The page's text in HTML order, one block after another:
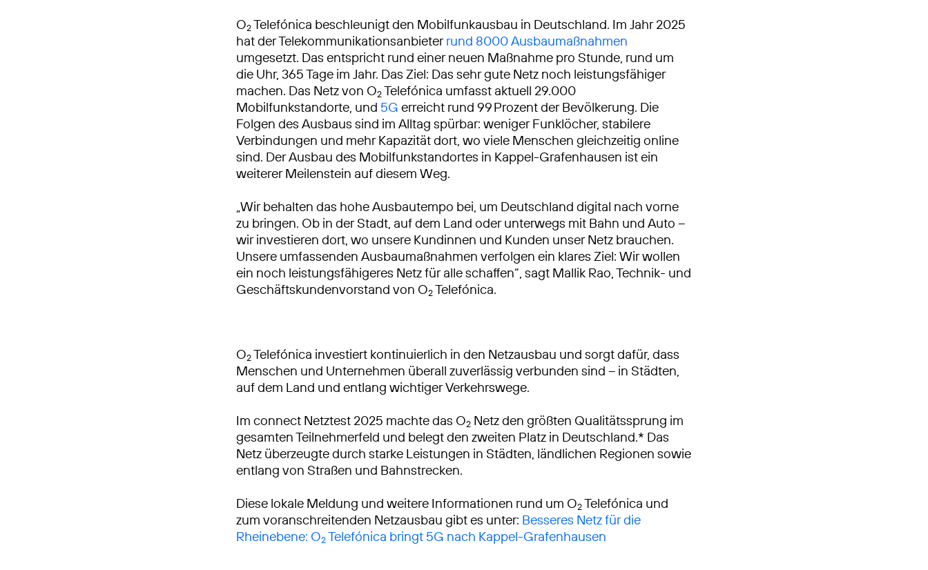
O2Telefónica beschleunigt den Mobilfunkausbau in Deutschland. Im Jahr 2025
hat der Telekommunikationsanbieterrund 8000 Ausbaumaßnahmen
umgesetzt. Das entspricht rund einer neuen Maßnahme pro Stunde, rund um
die Uhr, 365 Tage im Jahr. Das Ziel: Das sehr gute Netz noch leistungsfähiger
machen. Das Netz von O2Telefónica umfasst aktuell 29.000
Mobilfunkstandorte, und 5G erreicht rund 99 Prozent der Bevölkerung. Die
Folgen des Ausbaus sind im Alltag spürbar: weniger Funklöcher, stabilere
Verbindungen und mehr Kapazität dort, wo viele Menschen gleichzeitig online
sind. Der Ausbau des Mobilfunkstandortes in Kappel-Grafenhausen ist ein
weiterer Meilenstein auf diesem Weg.
„Wir behalten das hohe Ausbautempo bei, um Deutschland digital nach vorne
zu bringen. Ob in der Stadt, auf dem Land oder unterwegs mit Bahn und Auto –
wir investieren dort, wo unsere Kundinnen und Kunden unser Netz brauchen.
Unsere umfassenden Ausbaumaßnahmen verfolgen ein klares Ziel: Wir wollen
ein noch leistungsfähigeres Netz für alle schaffen“, sagt Mallik Rao, Technik- und
Geschäftskundenvorstand von O2Telefónica.
O2Telefónica investiert kontinuierlich in den Netzausbau und sorgt dafür, dass
Menschen und Unternehmen überall zuverlässig verbunden sind – in Städten,
auf dem Land und entlang wichtiger Verkehrswege.
Im connect Netztest 2025 machte das O2 Netz den größten Qualitätssprung im
gesamten Teilnehmerfeld und belegt den zweiten Platz in Deutschland.* Das
Netz überzeugte durch starke Leistungen in Städten, ländlichen Regionen sowie
entlang von Straßen und Bahnstrecken.
Diese lokale Meldung und weitere Informationen rund um O2Telefónica und
zum voranschreitenden Netzausbau gibt es unter: Besseres Netz für die
Rheinebene: O2Telefónica bringt 5G nach Kappel-Grafenhausen